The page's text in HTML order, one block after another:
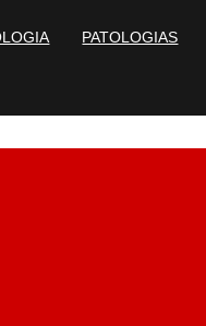
PATOLOGIAS